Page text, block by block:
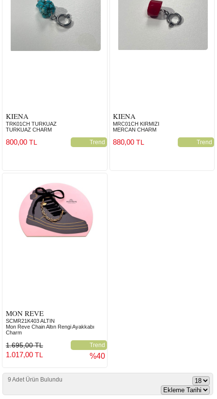
KIENA
TRK01CH TURKUAZ
TURKUAZ CHARM
Trend
800,00 TL
KIENA
MRC01CH KIRMIZI
MERCAN CHARM
Trend
880,00TL
MON REVE
SCMR21K403 ALTIN
Mon Reve Chain Altın Rengi Ayakkabı
Charm
1.695,00 TL Trend
1.017,00 TL %40
9 Adet Ürün Bulundu